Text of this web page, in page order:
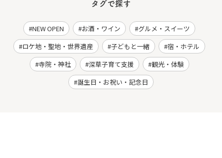
タグで探す
NEW OPEN お酒・ワイン
グルメ・スイーツ
ロケ地・聖地・世界遺産
子どもと一緒
宿・ホテル
寺院・神社
深草子育て支援
観光・体験
誕生日・お祝い・記念日